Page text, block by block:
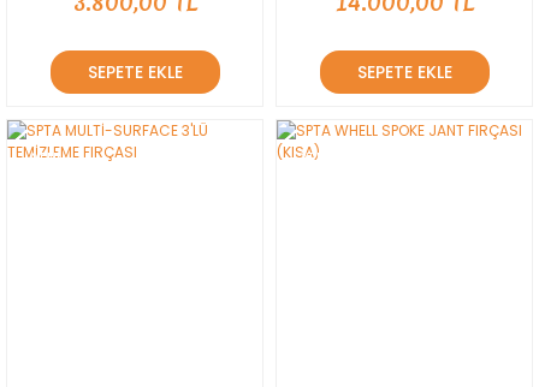
SEPETE EKLE SEPETE EKLE
YENİ YENİ